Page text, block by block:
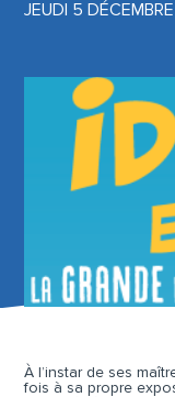
JEUDI 5
À l’instar de ses
fois à sa propre